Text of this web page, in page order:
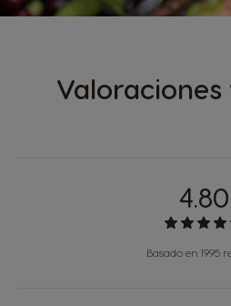
Valoraciones
4.80
Basado en 1995